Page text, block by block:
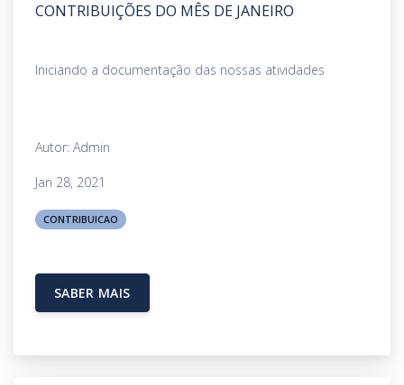
CONTRIBUIÇÕES DO MÊS DE JANEIRO
Iniciando a documentação das nossas atividades
Autor: Admin
Jan 28, 2021
CONTRIBUICAO
SABER MAIS